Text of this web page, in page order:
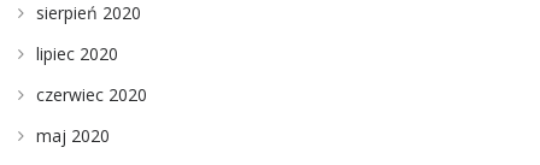
sierpień 2020
lipiec 2020
czerwiec 2020
maj 2020